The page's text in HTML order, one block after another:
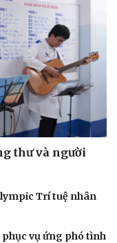
thư và người
Trí tuệ nhân
vụ ứng phó tình